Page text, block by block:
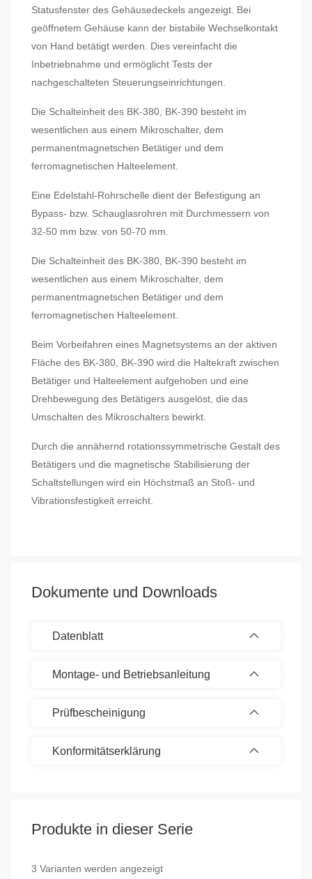
Statusfenster des Gehäusedeckels angezeigt. Bei
geöffnetem Gehäuse kann der bistabile Wechselkontakt
von Hand betätigt werden. Dies vereinfacht die
Inbetriebnahme und ermöglicht Tests der
nachgeschalteten Steuerungseinrichtungen.
Die Schalteinheit des BK-380, BK-390 besteht im
wesentlichen aus einem Mikroschalter, dem
permanentmagnetschen Betätiger und dem
ferromagnetischen Halteelement.
Eine Edelstahl-Rohrschelle dient der Befestigung an
Bypass- bzw. Schauglasrohren mit Durchmessern von
32-50 mm bzw. von 50-70 mm.
Die Schalteinheit des BK-380, BK-390 besteht im
wesentlichen aus einem Mikroschalter, dem
permanentmagnetschen Betätiger und dem
ferromagnetischen Halteelement.
Beim Vorbeifahren eines Magnetsystems an der aktiven
Fläche des BK-380, BK-390 wird die Haltekraft zwischen
Betätiger und Halteelement aufgehoben und eine
Drehbewegung des Betätigers ausgelöst, die das
Umschalten des Mikroschalters bewirkt.
Durch die annähernd rotationssymmetrische Gestalt des
Betätigers und die magnetische Stabilisierung der
Schaltstellungen wird ein Höchstmaß an Stoß- und
Vibrationsfestigkeit erreicht.
Dokumente und Downloads
Datenblatt
Montage- und Betriebsanleitung
Prüfbescheinigung
Konformitätserklärung
Produkte in dieser Serie
3 Varianten werden angezeigt